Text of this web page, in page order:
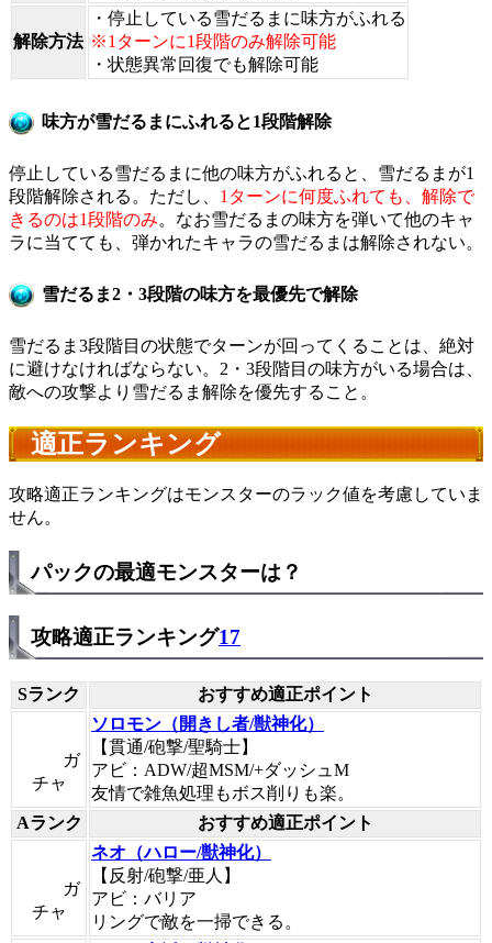
解除方法
・停止している雪だるまに味方がふれる
※1ターンに1段階のみ解除可能
・状態異常回復でも解除可能
味方が雪だるまにふれると1段階解除
停止している雪だるまに他の味方がふれると、雪だるまが1
段階解除される。ただし、 1ターンに何度ふれても、解除で
きるのは1段階のみ。なお雪だるまの味方を弾いて他のキャ
ラに当てても、弾かれたキャラの雪だるまは解除されない。
雪だるま2・3段階の味方を最優先で解除
雪だるま3段階目の状態でターンが回ってくることは、絶対
に避けなければならない。2・3段階目の味方がいる場合は、
敵への攻撃より雪だるま解除を優先すること。
適正ランキング
攻略適正ランキングはモンスターのラック値を考慮していま
せん。
パックの最適モンスターは？
攻略適正ランキング17
Sランク おすすめ適正ポイント
ガ
チャ
ソロモン（開きし者/獣神化）
【貫通/砲撃/聖騎士】
アビ：ADW/超MSM/+ダッシュM
友情で雑魚処理もボス削りも楽。
Aランク
おすすめ適正ポイント
ガ
チャ
ネオ（ハロー/獣神化）
【反射/砲撃/亜人】
アビ：バリア
リングで敵を一掃できる。